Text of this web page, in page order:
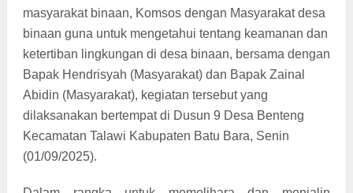
masyarakat binaan, Komsos dengan Masyarakat desa
binaan guna untuk mengetahui tentang keamanan dan
ketertiban lingkungan di desa binaan, bersama dengan
Bapak Hendrisyah (Masyarakat) dan Bapak Zainal
Abidin (Masyarakat), kegiatan tersebut yang
dilaksanakan bertempat di Dusun 9 Desa Benteng
Kecamatan Talawi Kabupaten Batu Bara, Senin
(01/09/2025).